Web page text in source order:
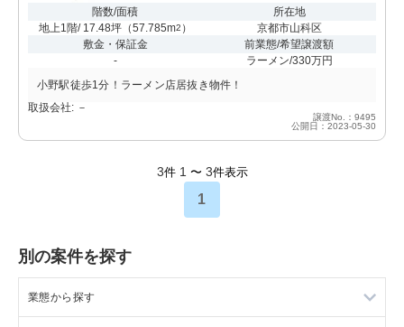
階数/面積
地上1階/ 17.48坪（57.785m2 ）
所在地
京都市山科区
敷金・保証金
-
前業態/希望譲渡額
ラーメン/330万円
小野駅徒歩1分！ラーメン店居抜き物件！
取扱会社: －
譲渡No.：9495
公開日：2023-05-30
3件 1 〜 3件表示
1
別の案件を探す
業態から探す